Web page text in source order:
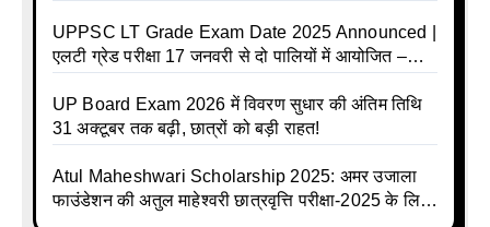
UPPSC LT Grade Exam Date 2025 Announced |
एलटी ग्रेड परीक्षा 17 जनवरी से दो पालियों में आयोजित –
UP Board Exam 2026 में विवरण सुधार की अंतिम तिथि
31 अक्टूबर तक बढ़ी, छात्रों को बड़ी राहत!
Atul Maheshwari Scholarship 2025: अमर उजाला
फाउंडेशन की अतुल माहेश्वरी छात्रवृत्ति परीक्षा-2025 के लिए